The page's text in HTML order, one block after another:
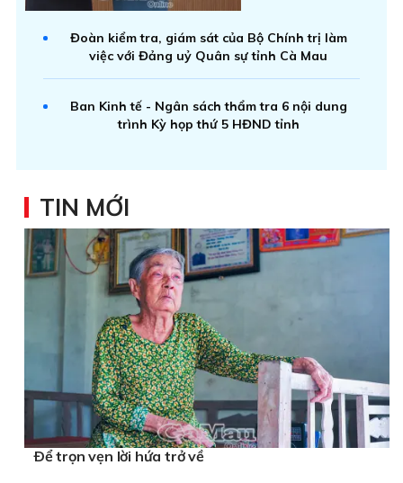
Đoàn kiểm tra, giám sát của Bộ Chính trị làm
việc với Đảng uỷ Quân sự tỉnh Cà Mau
Ban Kinh tế - Ngân sách thẩm tra 6 nội dung
trình Kỳ họp thứ 5 HĐND tỉnh
TIN MỚI
Ðể trọn vẹn lời hứa trở về